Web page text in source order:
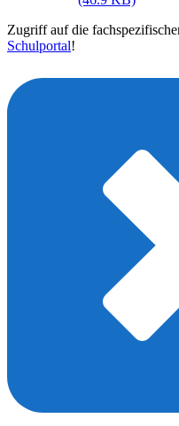
Zugriff auf die
Schulportal!